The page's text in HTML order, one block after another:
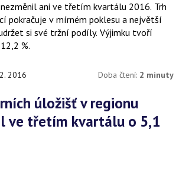
ani ve třetím kvartálu 2016. Trh
pokračuje v mírném poklesu a největší
si své tržní podíly. Výjimku tvoří
%.
2016 Doba čtení: 2 minuty
ve třetím kvartálu o 5,1